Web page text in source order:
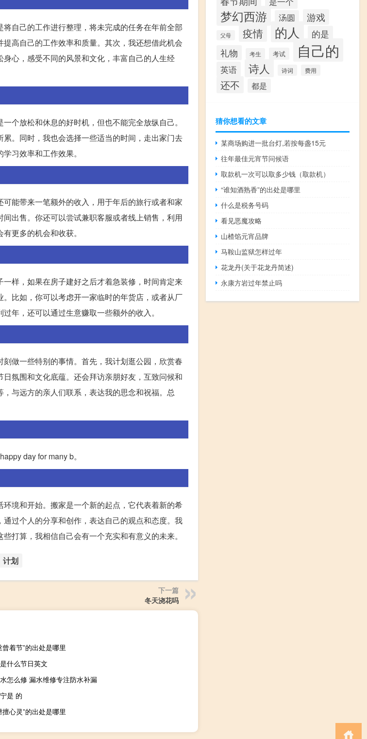
自己的工作进行整理，将未完成的任务在年前全部
高自己的工作效率和质量。其次，我还想借此机会
心，感受不同的风景和文化，丰富自己的人生经
个放松和休息的好时机，但也不能完全放纵自己。
。同时，我也会选择一些适当的时间，走出家门去
习效率和工作效果。
能带来一笔额外的收入，用于年后的旅行或者和家
出售。你还可以尝试兼职客服或者线上销售，利用
更多的机会和收获。
样，如果在房子建好之后才着急装修，时间肯定来
比如，你可以考虑开一家临时的年货店，或者从厂
年，还可以通过生意赚取一些额外的收入。
做一些特别的事情。首先，我计划逛公园，欣赏春
氛围和文化底蕴。还会拜访亲朋好友，互致问候和
与远方的亲人们联系，表达我的思念和祝福。总
day for many b。
境和开始。搬家是一个新的起点，它代表着新的希
过个人的分享和创作，表达自己的观点和态度。我
打算，我相信自己会有一个充实和有意义的未来。
计划
下一篇
冬天浇花吗
曾着节”的出处是哪里
什么节日英文
怎么修 漏水维修专注防水补漏
是 的
擅心灵”的出处是哪里
梦幻西游 汤圆 游戏
父母 疫情 的人 的是
礼物 考生 考试 自己的
英语 诗人 诗词 费用
还不 都是
猜你想看的文章
某商场购进一批台灯,若按每盏15元
往年最佳元宵节问候语
取款机一次可以取多少钱（取款机）
“谁知酒熟香”的出处是哪里
什么是税务号码
看见恶魔攻略
山楂馅元宵品牌
马鞍山监狱怎样过年
花龙丹(关于花龙丹简述)
永康方岩过年禁止吗